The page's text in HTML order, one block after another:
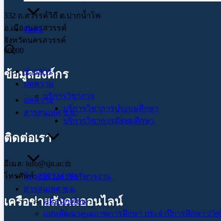
ติดต่อ
ข่าวสาร
บทความ
บริการวิชาการ
บริการวิชาการประถมศึกษา
บริการวิชาการมัธยมศึกษา
โครงสร้างการบริหารงาน
สารสนเทศ ซ.ย.
คู่มือนักเรียน
แผนพัฒนาคุณภาพการศึกษา ประจำปีการศึกษา 2566
332 ถ.สวรรค์วิถี ต.ปากน้ำโพ
อ.เมืองนครสวรรค์
จังหวัดนครสวรรค์
60000
ข้อมูลองค์กร
บทความ
สารสนเทศ ซ.ย.
ติดต่อเรา
อีเมล: info@sjn.ac.th
โทรศัพท์:056 224 788
เครือข่ายสังคมออนไลน์